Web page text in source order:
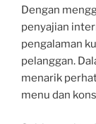
Dengan
penyajian
pengalaman
pelanggan.
menarik
menu dan